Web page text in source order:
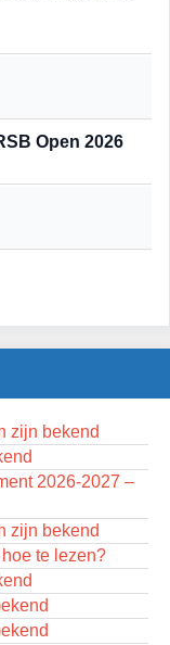
Open 2026
Open 2026
zijn bekend
2026-2027 –
zijn bekend
te lezen?